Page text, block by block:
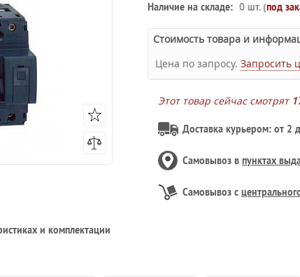
и комплектации
Наличие на складе: 0 шт. (под
Стоимость товара и
Цена по запросу. Запросить
Этот товар сейчас смотрят
Доставка курьером: от 2
Самовывоз в пунктах
Самовывоз с